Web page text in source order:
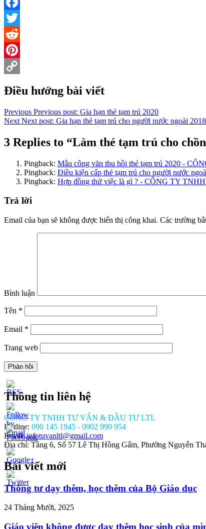
Facebook
Twitter
Reddit
Pinterest
Điều hướng bài viết
Previous Previous post: Gia hạn thẻ tạm trú 2020
Next Next post: Gia hạn thẻ tạm trú cho người nước ngoài 2018
3 Replies to “Làm thẻ tạm trú cho
Pingback: Mẫu công văn thu hồi thẻ tạm trú 2020 -
Pingback: Điều kiện cấp thẻ tạm trú cho người nước
Pingback: Hợp đồng thử việc là gì ? - CÔNG TY
Trả lời
Email của bạn sẽ không được hiển thị công khai. Các trường
Bình luận
Tên *
Email *
Trang web
lam-
tru-
Thông tin liên hệ
CÔNG TY TNHH TƯ VẤN & ĐẦU TƯ LTL
Hotline: 090 145 1945 - 0902 990 954
Email:infotuvanltl@gmail.com
Địa chỉ: Tầng 6, Số 57 Lê Thị Hồng Gấm, Phường Nguyễn
Bài viết mới
Thông tư dạy thêm, học thêm của Bộ Giáo dục
24 Tháng Mười, 2025
Giáo viên không được dạy thêm học sinh của